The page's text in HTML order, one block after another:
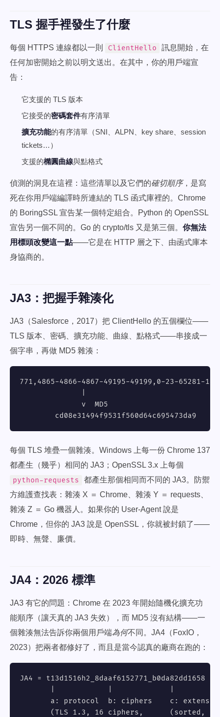
TLS 握手裡發生了什麼
每個 HTTPS 連線都以一則 ClientHello
訊息開始，在
任何加密開始之前以明文送出。在其中，你的用戶端宣
告：
它支援的 TLS 版本
它接受的密碼套件有序清單
擴充功能的有序清單（SNI、ALPN、key share、session
tickets…）
支援的橢圓曲線與點格式
偵測的洞見在這裡：這些清單以及它們的確切順序，是寫
死在你用戶端編譯時所連結的 TLS 函式庫裡的。Chrome
的 BoringSSL 宣告某一個特定組合。Python 的 OpenSSL
宣告另一個不同的。Go 的 crypto/tls 又是第三個。 你無法
用標頭改變這一點——它是在 HTTP 層之下、由函式庫本
身協商的。
JA3：把握手雜湊化
JA3（Salesforce，2017）把 ClientHello 的五個欄位——
TLS 版本、密碼、擴充功能、曲線、點格式——串接成一
個字串，再做 MD5 雜湊：
771,4865-4866-4867-49195-49199,0-23-65281-
              v  MD5
        cd08e31494f9531f560d64c695473da9
每個 TLS 堆疊一個雜湊。Windows 上每一份 Chrome 137
都產生（幾乎）相同的 JA3；OpenSSL 3.x 上每個
python-requests
都產生那個相同而不同的 JA3。防禦
方維護查找表：雜湊 X ＝ Chrome、雜湊 Y ＝ requests、
雜湊 Z ＝ Go 機器人。如果你的 User-Agent 說是
Chrome，但你的 JA3 說是 OpenSSL，你就被封鎖了——
即時、無聲、廉價。
JA4：2026 標準
JA3 有它的問題：Chrome 在 2023 年開始隨機化擴充功
能順序（讓天真的 JA3 失效），而 MD5 沒有結構——一
個雜湊無法告訴你兩個用戶端為何不同。JA4（FoxIO，
2023）把兩者都修好了，而且是當今認真的廠商在跑的：
JA4 = t13d1516h2_8daaf6152771_b0da82dd1658
a: protocol  b: ciphers    c:
(TLS 1.3, 16 ciphers,      (sorted,